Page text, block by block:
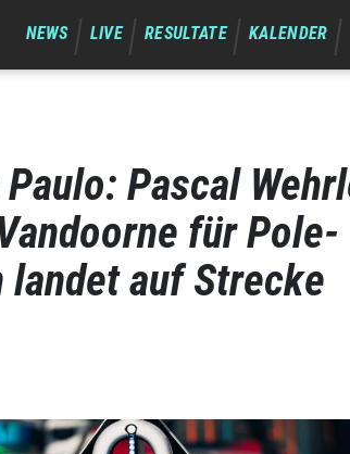
NEWS LIVE RESULTATE KALENDER
Pascal
für Pole-
auf Strecke